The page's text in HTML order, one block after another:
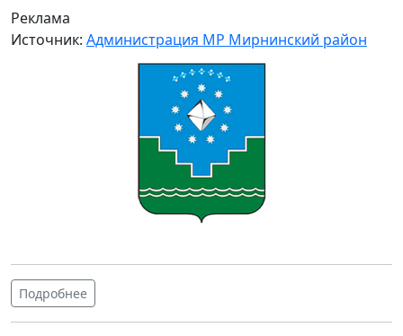
Реклама
Источник: Администрация МР Мирнинский район
Подробнее